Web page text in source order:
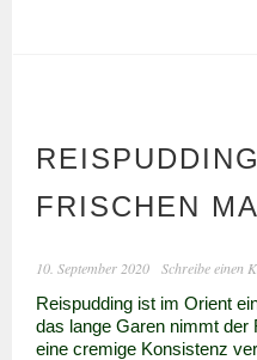
FRISCHEN
10. September 2020 Schreibe einen
Reispudding ist im Orient
das lange Garen nimmt
eine cremige Konsistenz